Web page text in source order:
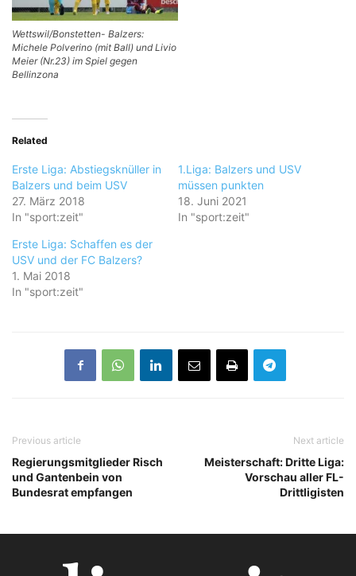
Wettswil/Bonstetten- Balzers:
Michele Polverino (mit Ball) und Livio
Meier (Nr.23) im Spiel gegen
Bellinzona
Related
Erste Liga: Abstiegsknüller in
Balzers und beim USV
27. März 2018
In "sport:zeit"
1.Liga: Balzers und USV
müssen punkten
18. Juni 2021
In "sport:zeit"
Erste Liga: Schaffen es der
USV und der FC Balzers?
1. Mai 2018
In "sport:zeit"
Previous article
Regierungsmitglieder Risch
und Gantenbein von
Bundesrat empfangen
Next article
Meisterschaft: Dritte Liga:
Vorschau aller FL-
Drittligisten